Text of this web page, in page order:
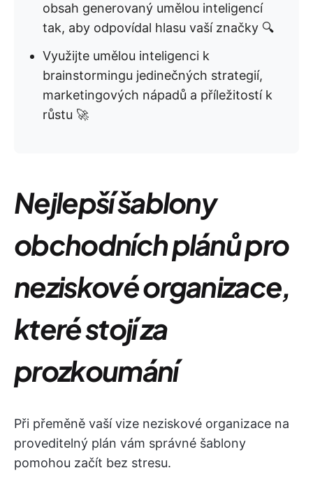
obsah generovaný umělou inteligencí
tak, aby odpovídal hlasu vaší značky 🔍
Využijte umělou inteligenci k
brainstormingu jedinečných strategií,
marketingových nápadů a příležitostí k
růstu 🚀
Nejlepší šablony
obchodních plánů pro
neziskové organizace,
které stojí za
prozkoumání
Při přeměně vaší vize neziskové organizace na
proveditelný plán vám správné šablony
pomohou začít bez stresu.